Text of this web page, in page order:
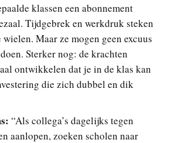
klassen een abonnement
Tijdgebrek en werkdruk steken
Maar ze mogen geen excuus
Sterker nog: de krachten
ontwikkelen dat je in de klas kan
die zich dubbel en dik
“Als collega’s dagelijks tegen
aanlopen, zoeken scholen naar